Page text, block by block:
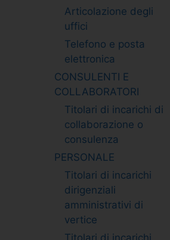
Articolazione degli
uffici
Telefono e posta
elettronica
CONSULENTI E
COLLABORATORI
Titolari di incarichi di
collaborazione o
consulenza
PERSONALE
Titolari di incarichi
dirigenziali
amministrativi di
vertice
Titolari di incarichi